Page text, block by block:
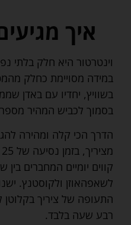
איך
וינטרטור היא חלק בלתי
במידה מסויימת כחלק
בשוויץ, יחדיו עם באדן
בסמוך לכביש המהיר מספר 1 בין ציריך לסנט גאלן.
הדרך הכי קלה ומהירה
קווים יומיים המחברים
לשאפהאוזן ולקוסטנץ.
התעופה של ציריך בקלוטן
רבע שעה בלבד.